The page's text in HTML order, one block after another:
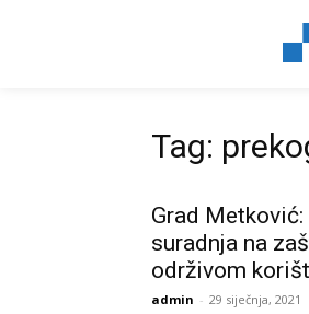
Tag:
Grad
suradnja na
održivom
admin - 29 siječnja, 2021